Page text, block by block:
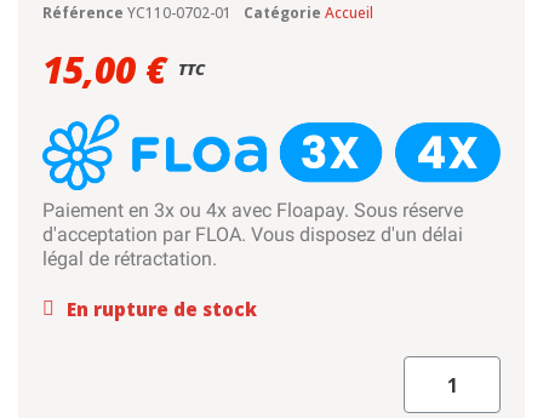
Référence YC110-0702-01 Catégorie Accueil
15,00 € TTC
Paiement en 3x ou 4x avec Floapay. Sous réserve
d'acceptation par FLOA. Vous disposez d'un délai
légal de rétractation.
En rupture de stock